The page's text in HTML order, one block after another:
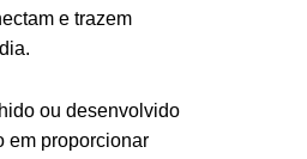
e trazem
ou desenvolvido
em proporcionar